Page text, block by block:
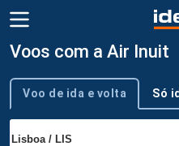
Voos com a Air Inuit
Tipo de viagem
Voo de ida e volta Só